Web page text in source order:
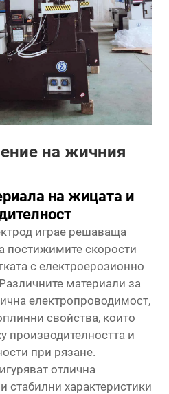
на жичния
на жицата и
играе решаваща
постижимите скорости
с електроерозионно
материали за
електропроводимост,
свойства, които
производителността и
при рязане.
отлична
стабилни характеристики